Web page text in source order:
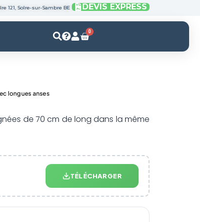
121, Solre-sur-Sambre BE DEVIS EXPRESS
0
Panier
longues anses
de 70 cm de long dans la même
TÉLÉCHARGER